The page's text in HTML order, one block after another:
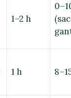
1–2 h
1 h